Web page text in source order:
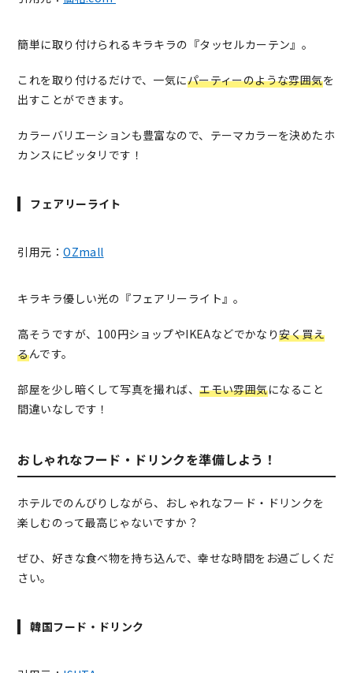
簡単に取り付けられるキラキラの『タッセルカーテン』。
これを取り付けるだけで、一気にパーティーのような雰囲気を
出すことができます。
カラーバリエーションも豊富なので、テーマカラーを決めたホ
カンスにピッタリです！
フェアリーライト
引用元：OZmall
キラキラ優しい光の『フェアリーライト』。
高そうですが、100円ショップやIKEAなどでかなり安く買え
るんです。
部屋を少し暗くして写真を撮れば、エモい雰囲気になること
間違いなしです！
おしゃれなフード・ドリンクを準備しよう！
ホテルでのんびりしながら、おしゃれなフード・ドリンクを
楽しむのって最高じゃないですか？
ぜひ、好きな食べ物を持ち込んで、幸せな時間をお過ごしくだ
さい。
韓国フード・ドリンク